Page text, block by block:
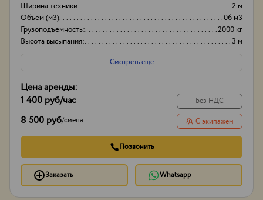
Ширина техники:
2 м
Объем (м3)
06 м3
Грузоподъемность:
2000 кг
Высота высыпания:
3 м
Смотреть еще
Цена аренды:
1 400 руб/час
8 500 руб/смена
Без НДС
С экипажем
Позвонить
Заказать Whatsapp